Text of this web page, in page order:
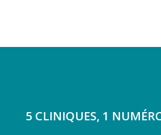
5 CLINIQUES, 1